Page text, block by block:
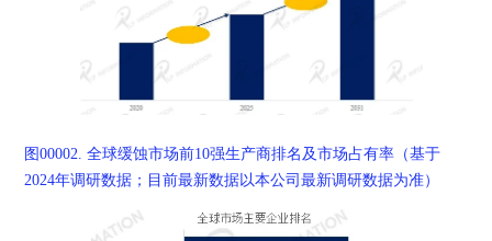
图00002.全球缓蚀市场前10强生产商排名及市场占有率（基于
2024年调研数据；目前最新数据以本公司最新调研数据为准）